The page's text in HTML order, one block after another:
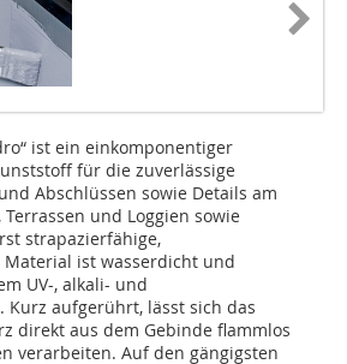
ist ein einkomponentiger
für die zuverlässige
Abschlüssen sowie Details am
Terrassen und Loggien sowie
strapazierfähige,
ist wasserdicht und
UV-, alkali- und
aufgerührt, lässt sich das
direkt aus dem Gebinde flammlos
verarbeiten. Auf den gängigsten